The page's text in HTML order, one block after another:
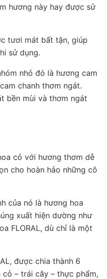
hương này hay được sử
tươi mát bất tận, giúp
sử dụng.
nhỏ đó là hương cam
chanh thơm ngát.
bền mùi và thơm ngát
cỏ với hương thơm dễ
cho hoàn hảo những cô
của nó là hương hoa
xuất hiện dường như
FLORAL, dù chỉ là một
được chia thành 6
– trái cây – thực phẩm,